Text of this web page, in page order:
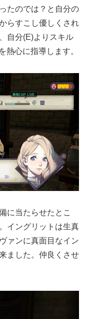
たのでは？と自分の
らすこし優しくされ
自分(E)よりスキル
熱心に指導します。
に当たらせたとこ
イングリットは生真
ァンに真面目なイン
ました。仲良くさせ